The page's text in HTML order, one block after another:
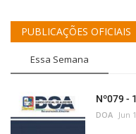
PUBLICAÇÕES OFICIAIS
Essa Semana
Nº079 -
DOA Jun